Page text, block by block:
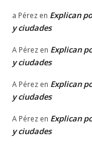
a Pérez en Explican
y ciudades
A Pérez en Explican
y ciudades
A Pérez en Explican
y ciudades
A Pérez en Explican
y ciudades